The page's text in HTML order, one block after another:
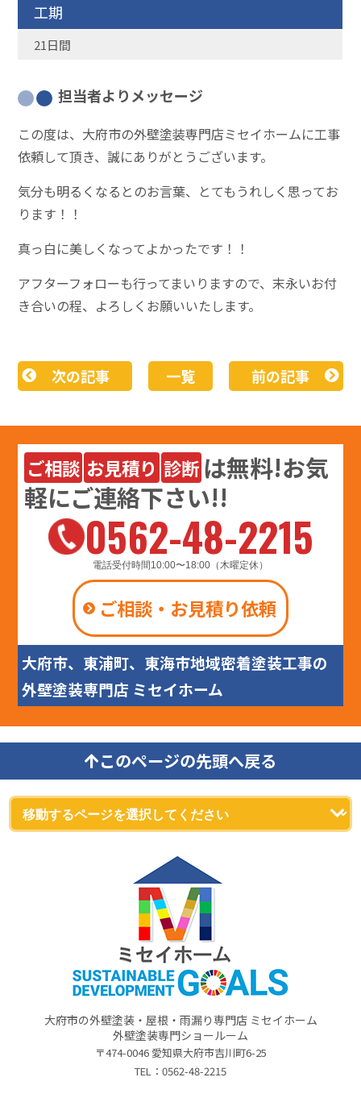
工期
21日間
担当者よりメッセージ
この度は、大府市の外壁塗装専門店ミセイホームに工事
依頼して頂き、誠にありがとうございます。
気分も明るくなるとのお言葉、とてもうれしく思ってお
ります！！
真っ白に美しくなってよかったです！！
アフターフォローも行ってまいりますので、末永いお付
き合いの程、よろしくお願いいたします。
次の記事 一覧 前の記事
ご相談 お見積り 診断 は無料!お気
軽にご連絡下さい!!
0562-48-2215
電話受付時間10:00〜18:00（木曜定休）
ご相談・お見積り依頼
大府市、東浦町、東海市地域密着塗装工事の
外壁塗装専門店 ミセイホーム
このページの先頭へ戻る
大府市の外壁塗装・屋根・雨漏り専門店 ミセイホーム
外壁塗装専門ショールーム
〒474-0046 愛知県大府市吉川町6-25
TEL： 0562-48-2215